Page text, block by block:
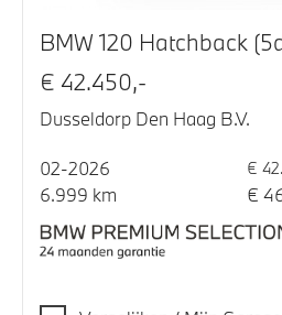
BMW 120 Hatchback
€ 42.450,-
Dusseldorp Den Haag B.V.
02-2026 €
6.999 km €